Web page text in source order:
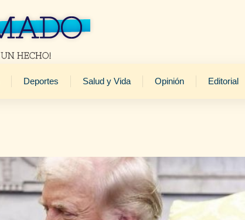
Deportes Salud y Vida Opinión Editorial